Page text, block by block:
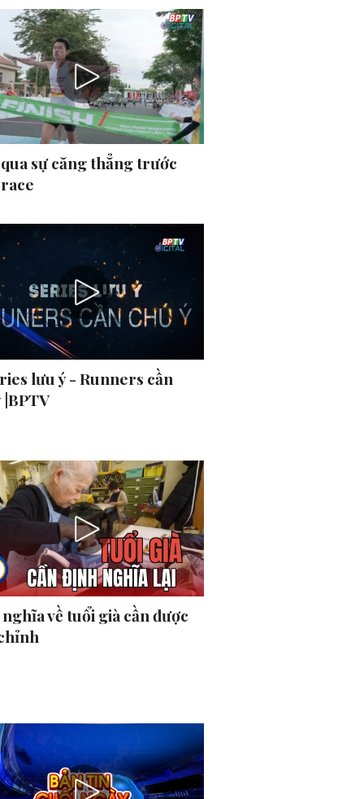
sự căng thẳng trước
lưu ý - Runners cần
|BPTV
về tuổi già cần được